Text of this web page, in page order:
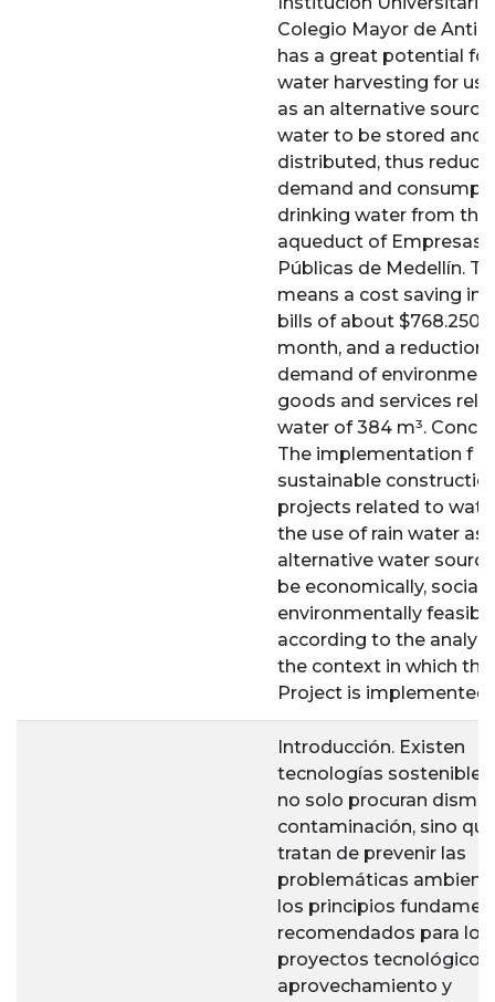
Colegio Mayor de
has a great potential
water harvesting for
as an alternative
water to be stored and
distributed, thus
demand and
drinking water from the
aqueduct of Empresas
Públicas de Medellín.
means a cost saving in
bills of about $768.250 a
month, and a reduction
demand of
goods and services
water of 384 m³.
The implementation f
sustainable
projects related to
the use of rain water as
alternative water
be economically,
environmentally
according to the
the context in which the
Project is implemented.
Introducción. Existen
tecnologías sostenibles
no solo procuran
contaminación, sino que
tratan de prevenir las
problemáticas
los principios
recomendados para los
proyectos tecnológicos
aprovechamiento y